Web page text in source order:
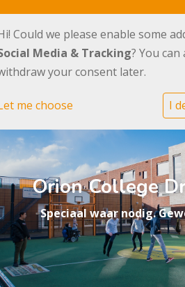
Orion College
Speciaal waar nodig.
Could we please enable some
Media & Tracking? You
your consent later.
me choose I